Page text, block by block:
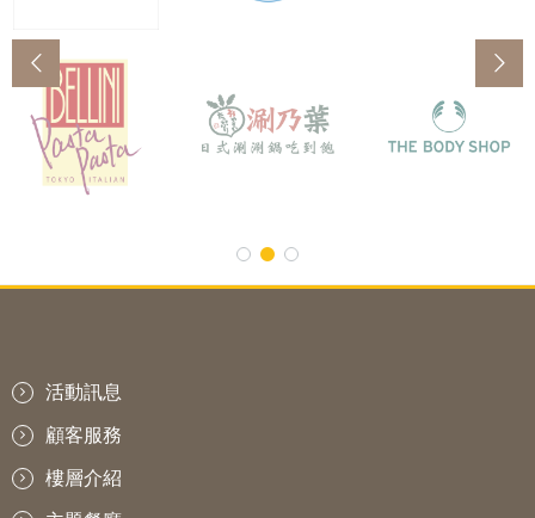
活動訊息
顧客服務
樓層介紹